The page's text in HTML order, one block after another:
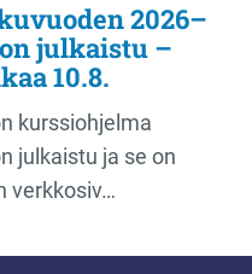
2026–
julkaistu –
10.8.
kurssiohjelma
julkaistu ja se on
verkkosiv…